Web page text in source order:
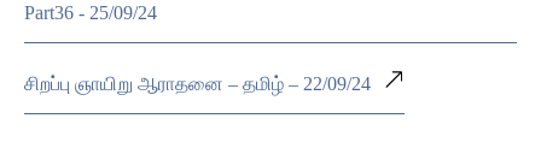
Part36 - 25/09/24
சிறப்பு ஞாயிறு ஆராதனை – தமிழ் – 22/09/24